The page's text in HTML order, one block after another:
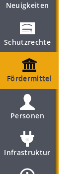
Neuigkeiten
Schutzrechte
Fördermittel
Personen
Infrastruktur